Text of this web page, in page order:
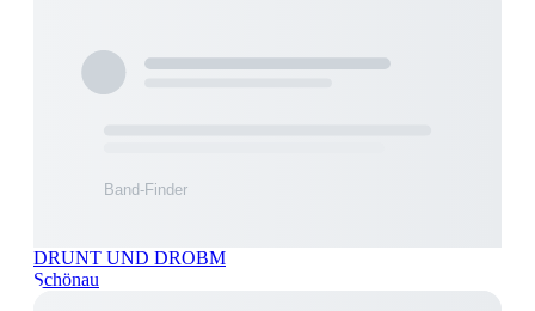
DRUNT UND DROBM
Schönau